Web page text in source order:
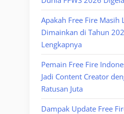
Apakah Free Fire Masih
Dimainkan di Tahun
Lengkapnya
Pemain Free Fire
Jadi Content Creator
Ratusan Juta
Dampak Update Free